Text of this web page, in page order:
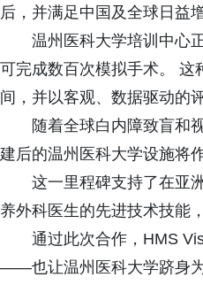
后，并满足中国及全球日益
温州医科大学培训中心
可完成数百次模拟手术。 这
间，并以客观、数据驱动的
随着全球白内障致盲和
建后的温州医科大学设施将
这一里程碑支持了在亚
养外科医生的先进技术技能
通过此次合作，HMS
——也让温州医科大学跻身